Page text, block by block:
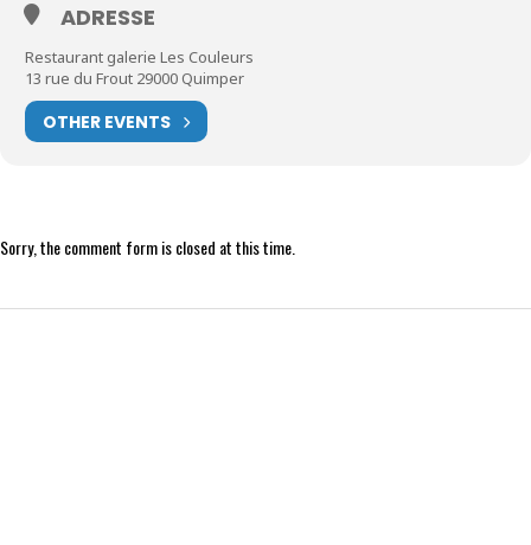
ADRESSE
Restaurant galerie Les Couleurs
13 rue du Frout 29000 Quimper
OTHER EVENTS
Sorry, the comment form is closed at this time.